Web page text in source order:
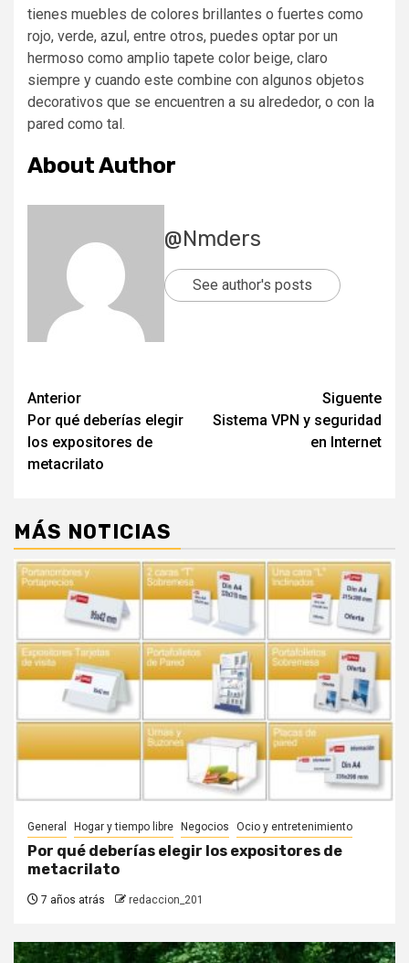
tienes muebles de colores brillantes o fuertes como
rojo, verde, azul, entre otros, puedes optar por un
hermoso como amplio tapete color beige, claro
siempre y cuando este combine con algunos objetos
decorativos que se encuentren a su alrededor, o con la
pared como tal.
About Author
@Nmders
See author's posts
Navegación
de
entradas
Anterior
Por qué deberías elegir
los expositores de
metacrilato
Siguente
Sistema VPN y seguridad
en Internet
MÁS NOTICIAS
General Hogar y tiempo libre Negocios Ocio y entretenimiento
Por qué deberías elegir los expositores de
metacrilato
7 años atrás redaccion_201